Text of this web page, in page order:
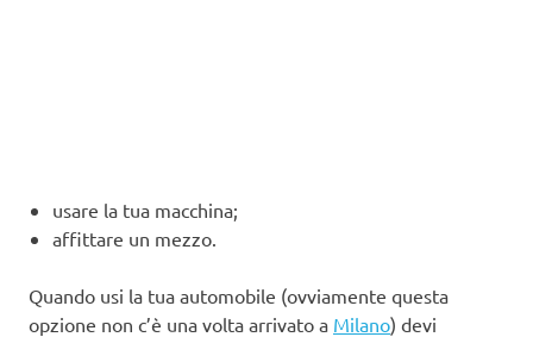
usare la tua macchina;
affittare un mezzo.
Quando usi la tua automobile (ovviamente questa
opzione non c’è una volta arrivato a Milano) devi